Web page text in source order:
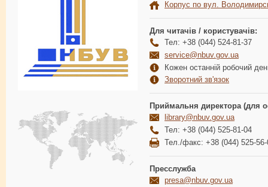
Корпус по вул.
Для читачів / користувачів:
Тел: +38 (044) 524-81-37
service@nbuv.gov.ua
Кожен останній робочий
Зворотний зв'язок
Приймальня директора (для
library@nbuv.gov.ua
Тел: +38 (044) 525-81-04
Тел./факс: +38 (044) 525-56-
Пресслужба
presa@nbuv.gov.ua